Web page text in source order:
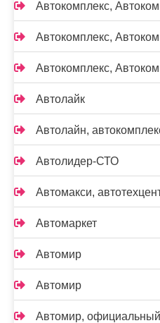
Автокомплекс,
Автокомплекс,
Автокомплекс,
Автолайк
Автолайн,
Автолидер-СТО
Автомакси,
Автомаркет
Автомир
Автомир
Автомир,